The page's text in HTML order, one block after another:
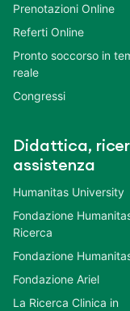
Prenotazioni Online
Referti Online
Pronto soccorso in
reale
Congressi
Didattica,
assistenza
Humanitas University
Fondazione
Ricerca
Fondazione
Fondazione Ariel
La Ricerca Clinica in